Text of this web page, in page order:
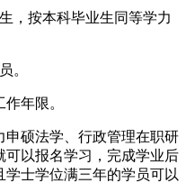
按本科毕业生同等学力
。
年限。
硕法学、行政管理在职研
可以报名学习，完成学业后
士学位满三年的学员可以